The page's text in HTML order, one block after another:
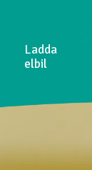
Ladda
elbil